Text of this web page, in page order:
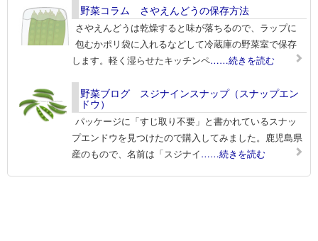
野菜コラム さやえんどうの保存方法
さやえんどうは乾燥すると味が落ちるので、ラップに
包むかポリ袋に入れるなどして冷蔵庫の野菜室で保存
します。軽く湿らせたキッチンペ……続きを読む
野菜ブログ スジナインスナップ（スナップエン
ドウ）
パッケージに「すじ取り不要」と書かれているスナッ
プエンドウを見つけたので購入してみました。鹿児島県
産のもので、名前は「スジナイ……続きを読む